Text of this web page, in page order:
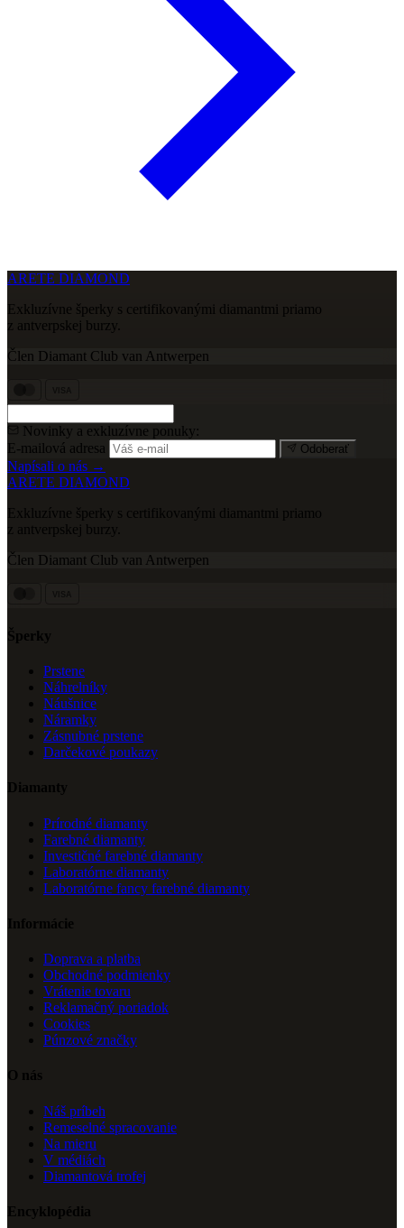
ARETE DIAMOND
Exkluzívne šperky s certifikovanými diamantmi priamo
z antverpskej burzy.
Člen Diamant Club van Antwerpen
Novinky a exkluzívne ponuky:
E-mailová adresa
Odoberať
Napísali o nás →
ARETE DIAMOND
Exkluzívne šperky s certifikovanými diamantmi priamo
z antverpskej burzy.
Člen Diamant Club van Antwerpen
Šperky
Prstene
Náhrelníky
Náušnice
Náramky
Zásnubné prstene
Darčekové poukazy
Diamanty
Prírodné diamanty
Farebné diamanty
Investičné farebné diamanty
Laboratórne diamanty
Laboratórne fancy farebné diamanty
Informácie
Doprava a platba
Obchodné podmienky
Vrátenie tovaru
Reklamačný poriadok
Cookies
Púnzové značky
O nás
Náš príbeh
Remeselné spracovanie
Na mieru
V médiách
Diamantová trofej
Encyklopédia